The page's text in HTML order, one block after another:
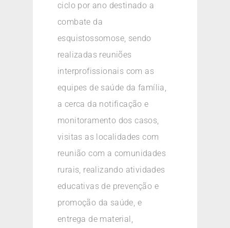
ciclo por ano destinado a
combate da
esquistossomose, sendo
realizadas reuniões
interprofissionais com as
equipes de saúde da família,
a cerca da notificação e
monitoramento dos casos,
visitas as localidades com
reunião com a comunidades
rurais, realizando atividades
educativas de prevenção e
promoção da saúde, e
entrega de material,